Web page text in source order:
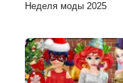
Неделя моды 2025